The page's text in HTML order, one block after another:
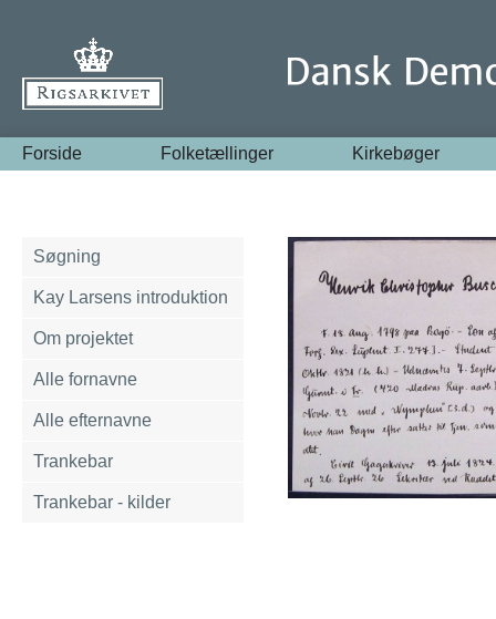
Forside Folketællinger Kirkebøger
Søgning
Kay Larsens introduktion
Om projektet
Alle fornavne
Alle efternavne
Trankebar
Trankebar - kilder